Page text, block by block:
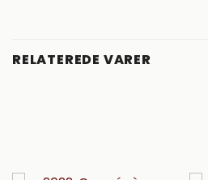
RELATEREDE VARER